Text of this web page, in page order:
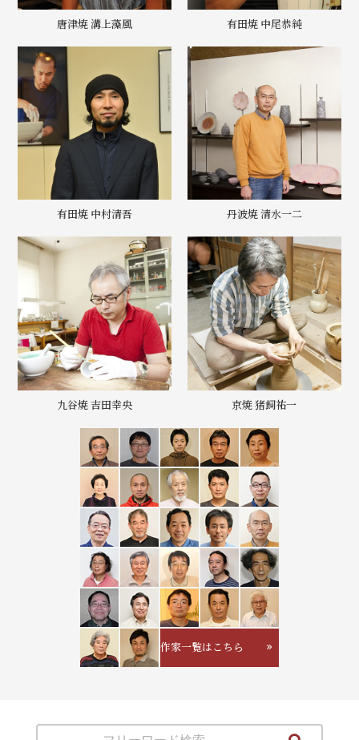
唐津焼 溝上藻風 有田焼 中尾恭純
有田焼 中村清吾 丹波焼 清水一二
九谷焼 吉田幸央 京焼 猪飼祐一
作家一覧はこちら